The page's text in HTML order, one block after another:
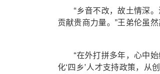
“乡音不改，故土情深。
贡献贵商力量。”王弟伦虽
“在外打拼多年，心中始
化‘四乡’人才支持政策，从